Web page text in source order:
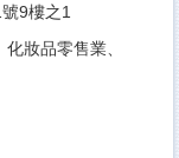
9樓之1
妝品零售業、